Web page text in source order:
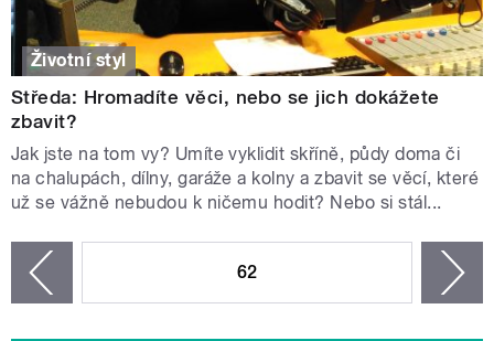
Životní styl
Středa: Hromadíte věci, nebo se jich dokážete
zbavit?
Jak jste na tom vy? Umíte vyklidit skříně, půdy doma či
na chalupách, dílny, garáže a kolny a zbavit se věcí, které
už se vážně nebudou k ničemu hodit? Nebo si stál...
62